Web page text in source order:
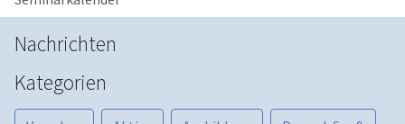
Nachrichten
Kategorien